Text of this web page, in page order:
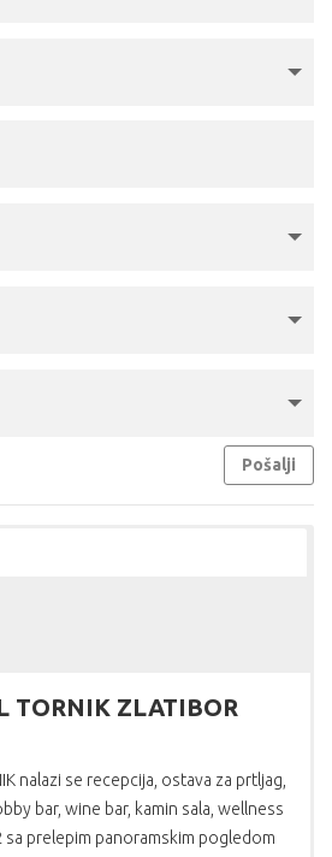
Pošalji
TORNIK ZLATIBOR
nalazi se recepcija, ostava za prtljag,
bar, wine bar, kamin sala, wellness
sa prelepim panoramskim pogledom